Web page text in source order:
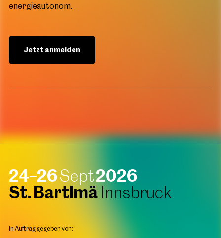
energieautonom.
Jetzt anmelden
24–26Sept2026
St. Bartlmä Innsbruck
In Auftrag gegeben von: